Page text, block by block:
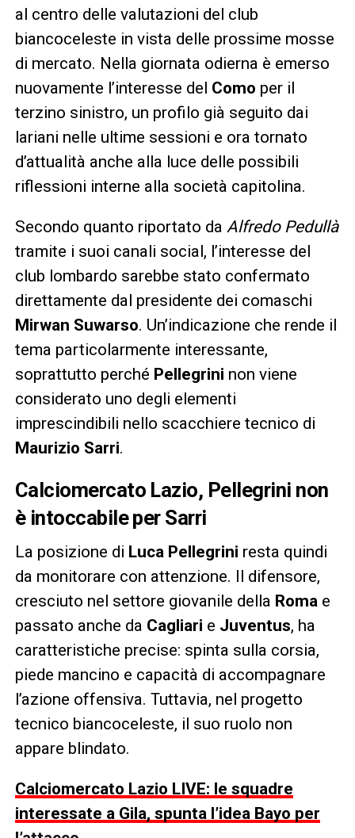
al centro delle valutazioni del club
biancoceleste in vista delle prossime mosse
di mercato. Nella giornata odierna è emerso
nuovamente l’interesse del Como per il
terzino sinistro, un profilo già seguito dai
lariani nelle ultime sessioni e ora tornato
d’attualità anche alla luce delle possibili
riflessioni interne alla società capitolina.
Secondo quanto riportato da Alfredo Pedullà
tramite i suoi canali social, l’interesse del
club lombardo sarebbe stato confermato
direttamente dal presidente dei comaschi
Mirwan Suwarso. Un’indicazione che rende il
tema particolarmente interessante,
soprattutto perché Pellegrini non viene
considerato uno degli elementi
imprescindibili nello scacchiere tecnico di
Maurizio Sarri.
Calciomercato Lazio, Pellegrini non
è intoccabile per Sarri
La posizione di Luca Pellegrini resta quindi
da monitorare con attenzione. Il difensore,
cresciuto nel settore giovanile della Romae
passato anche da Cagliari e Juventus, ha
caratteristiche precise: spinta sulla corsia,
piede mancino e capacità di accompagnare
l’azione offensiva. Tuttavia, nel progetto
tecnico biancoceleste, il suo ruolo non
appare blindato.
Calciomercato Lazio LIVE: le squadre
interessate a Gila, spunta l’idea Bayo per